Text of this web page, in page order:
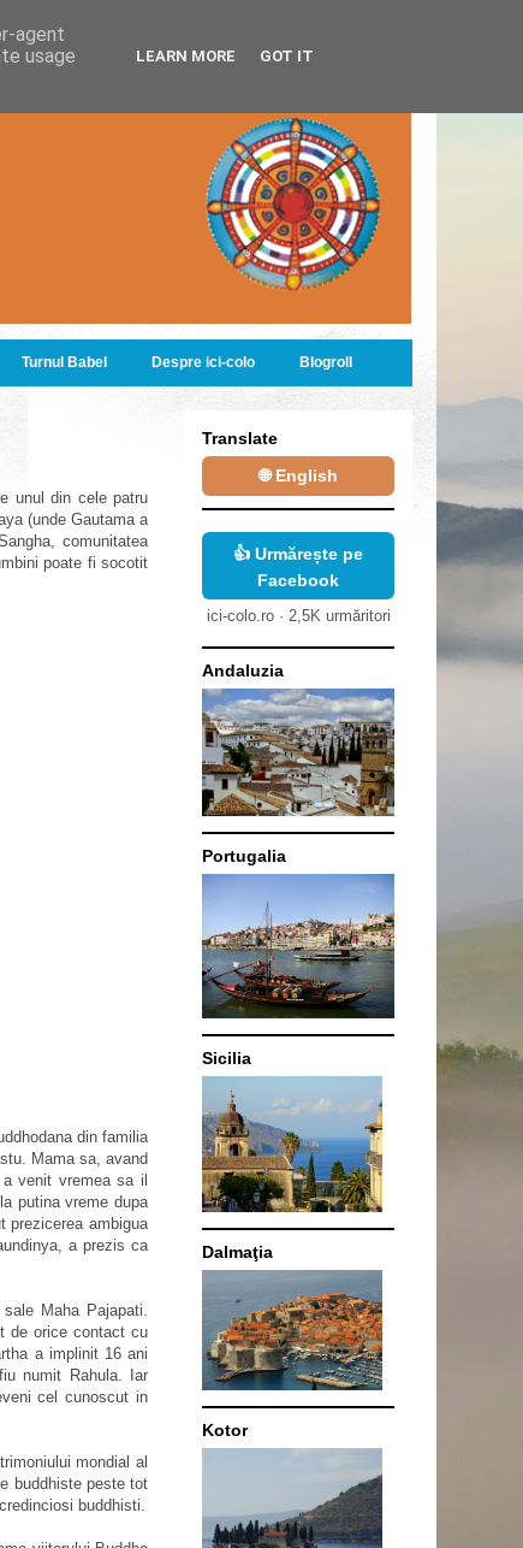
Turnul Babel Despre ici-colo Blogroll
unul din cele patru
(unde Gautama a
comunitatea
poate fi socotit
din familia
Mama sa, avand
venit vremea sa il
putina vreme dupa
prezicerea ambigua
a prezis ca
Maha Pajapati.
de orice contact cu
a implinit 16 ani
numit Rahula. Iar
cel cunoscut in
mondial al
buddhiste peste tot
buddhisti.
Translate
🌐 English
👍 Urmărește pe
Facebook
ici-colo.ro · 2,5K urmăritori
Andaluzia
Portugalia
Sicilia
Dalmaţia
Kotor
agent
usage
LEARN MORE GOT IT